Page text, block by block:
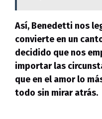
Así, Benedetti nos
convierte en un
decidido que nos
importar las
que en el amor lo
todo sin mirar atrás.